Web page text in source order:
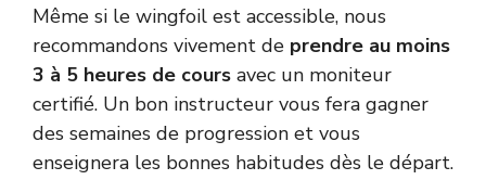
Même si le wingfoil est accessible, nous
recommandons vivement de prendre au moins
3 à 5 heures de cours avec un moniteur
certifié. Un bon instructeur vous fera gagner
des semaines de progression et vous
enseignera les bonnes habitudes dès le départ.